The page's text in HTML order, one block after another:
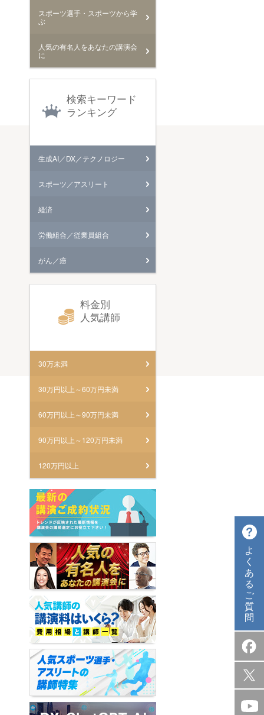
スポーツ選手・スポーツから学
ぶ
人気の有名人をあなたの講演会
に
検索キーワード
ランキング
生成AI／DX／テクノロジー
スポーツ／アスリート
経済
労働組合／従業員組合
がん／癌
料金別
人気講師
30万未満
30万円以上～60万円未満
60万円以上～90万円未満
90万円以上～120万円未満
120万円以上
よ
く
あ
る
ご
質
問